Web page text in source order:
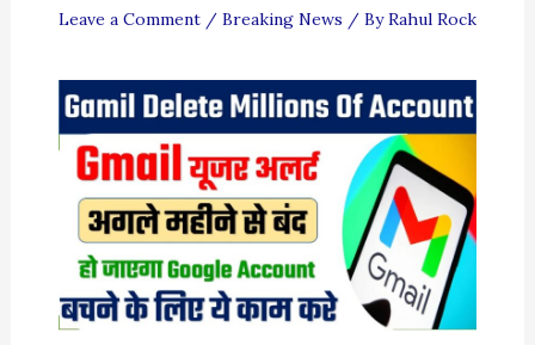
Leave a Comment / Breaking News / ByRahul Rock